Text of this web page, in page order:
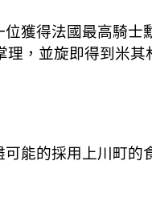
位獲得法國最高騎士
理，並旋即得到米
可能的採用上川町